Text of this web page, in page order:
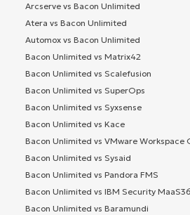
Arcserve vs Bacon Unlimited
Atera vs Bacon Unlimited
Automox vs Bacon Unlimited
Bacon Unlimited vs Matrix42
Bacon Unlimited vs Scalefusion
Bacon Unlimited vs SuperOps
Bacon Unlimited vs Syxsense
Bacon Unlimited vs Kace
Bacon Unlimited vs VMware Workspace
Bacon Unlimited vs Sysaid
Bacon Unlimited vs Pandora FMS
Bacon Unlimited vs IBM Security
Bacon Unlimited vs Baramundi